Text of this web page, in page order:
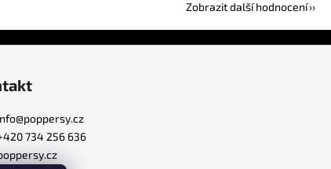
Zobrazit další hodnocení
@poppersy.cz
734 256 636